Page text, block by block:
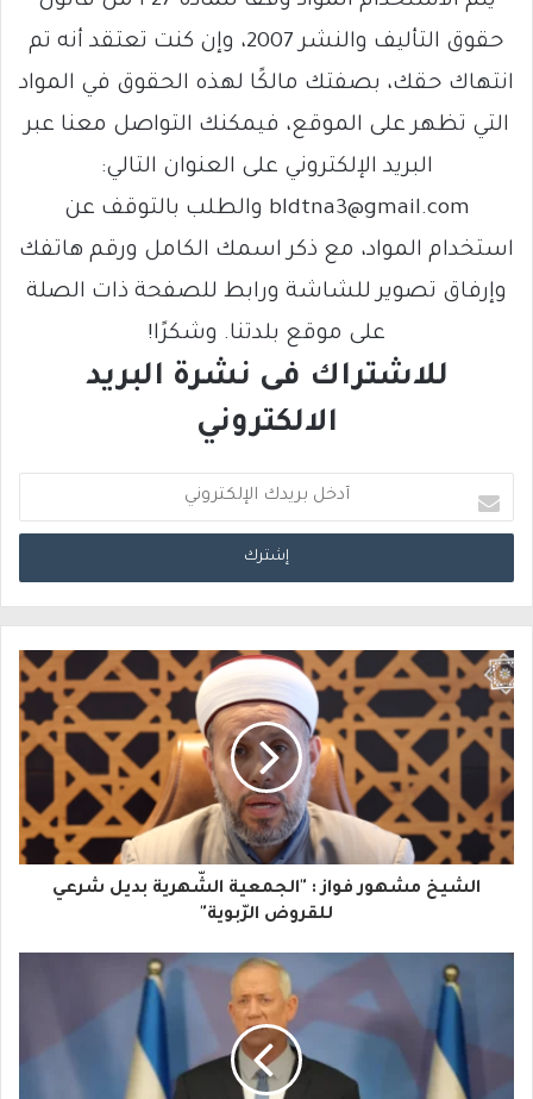
حقوق التأليف والنشر 2007، وإن كنت تعتقد أنه تم
انتهاك حقك، بصفتك مالكًا لهذه الحقوق في المواد
التي تظهر على الموقع، فيمكنك التواصل معنا عبر
البريد الإلكتروني على العنوان التالي:
bldtna3@gmail.com والطلب بالتوقف عن
استخدام المواد، مع ذكر اسمك الكامل ورقم هاتفك
وإرفاق تصوير للشاشة ورابط للصفحة ذات الصلة
على موقع بلدتنا. وشكرًا!
للاشتراك فى نشرة البريد
الالكتروني
د
خ
ب
ر
د
ك
ا
إ
الشيخ مشهور فواز : "الجمعية الشّهرية بديل شرعي
للقروض الرّبوية"